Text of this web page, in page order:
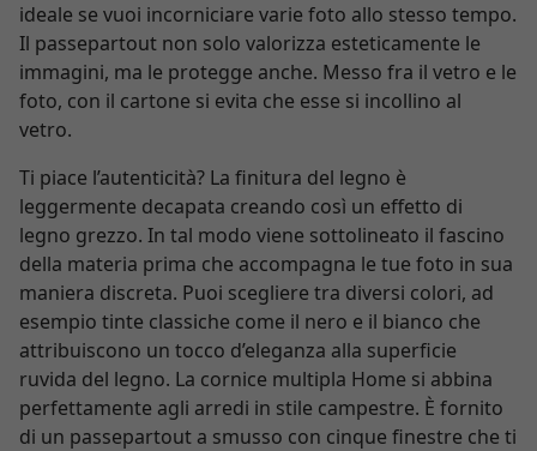
ideale se vuoi incorniciare varie foto allo stesso tempo.
Il passepartout non solo valorizza esteticamente le
immagini, ma le protegge anche. Messo fra il vetro e le
foto, con il cartone si evita che esse si incollino al
vetro.
Ti piace l’autenticità? La finitura del legno è
leggermente decapata creando così un effetto di
legno grezzo. In tal modo viene sottolineato il fascino
della materia prima che accompagna le tue foto in sua
maniera discreta. Puoi scegliere tra diversi colori, ad
esempio tinte classiche come il nero e il bianco che
attribuiscono un tocco d’eleganza alla superficie
ruvida del legno. La cornice multipla Home si abbina
perfettamente agli arredi in stile campestre. È fornito
di un passepartout a smusso con cinque finestre che ti